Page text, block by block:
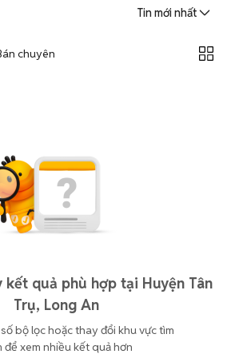
Tin mới nhất
chuyên
kết quả phù hợp tại Huyện Tân
Trụ, Long An
bộ lọc hoặc thay đổi khu vực tìm
để xem nhiều kết quả hơn